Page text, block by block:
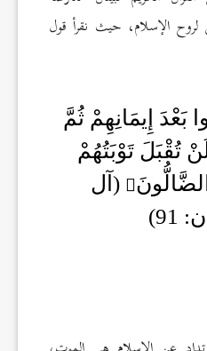
لروح الإسلام، حيث نقرأ قول
بَعْدَ إِيمَانِهِمْ ثُمَّ
تُقْبَلَ تَوْبَتُهُمْ
(آل